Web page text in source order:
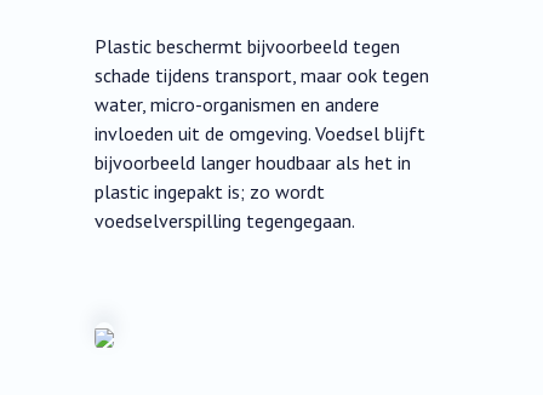
Plastic beschermt bijvoorbeeld tegen
schade tijdens transport, maar ook tegen
water, micro-organismen en andere
invloeden uit de omgeving. Voedsel blijft
bijvoorbeeld langer houdbaar als het in
plastic ingepakt is; zo wordt
voedselverspilling tegengegaan.